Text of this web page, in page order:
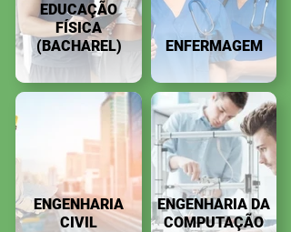
EDUCAÇÃO
FÍSICA
(BACHAREL)
ENFERMAGEM
ENGENHARIA
CIVIL
ENGENHARIA DA
COMPUTAÇÃO